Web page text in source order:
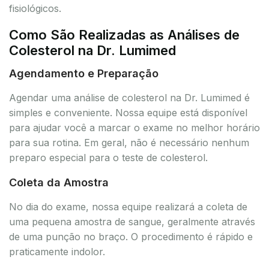
fisiológicos.
Como São Realizadas as Análises de
Colesterol na Dr. Lumimed
Agendamento e Preparação
Agendar uma análise de colesterol na Dr. Lumimed é
simples e conveniente. Nossa equipe está disponível
para ajudar você a marcar o exame no melhor horário
para sua rotina. Em geral, não é necessário nenhum
preparo especial para o teste de colesterol.
Coleta da Amostra
No dia do exame, nossa equipe realizará a coleta de
uma pequena amostra de sangue, geralmente através
de uma punção no braço. O procedimento é rápido e
praticamente indolor.